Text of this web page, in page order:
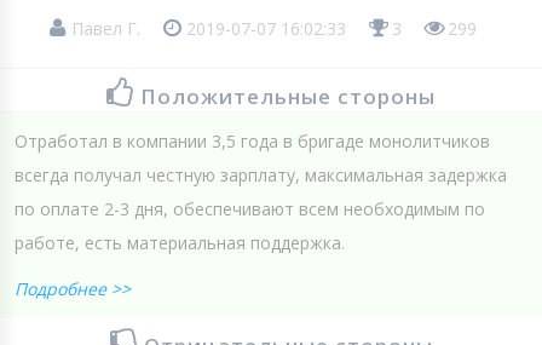
Павел Г. 2019-07-07 16:02:33 3 299
Положительные стороны
Отработал в компании 3,5 года в бригаде монолитчиков
всегда получал честную зарплату, максимальная задержка
по оплате 2-3 дня, обеспечивают всем необходимым по
работе, есть материальная поддержка.
Подробнее >>